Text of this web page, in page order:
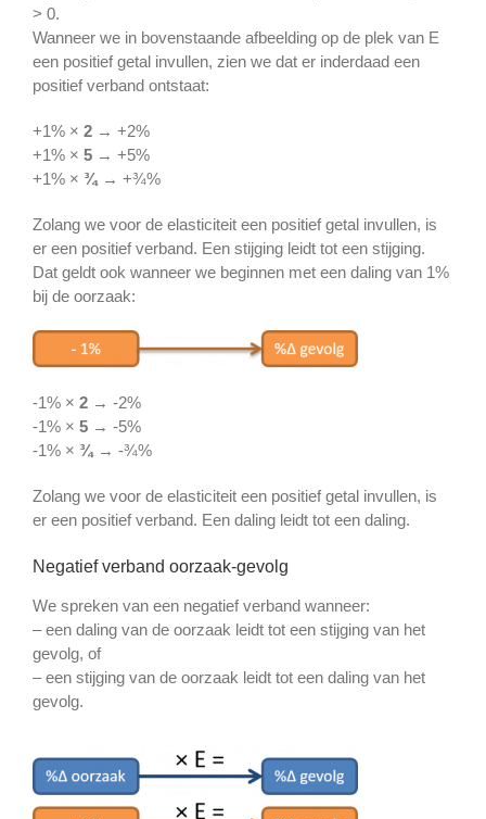
> 0.
Wanneer we in bovenstaande afbeelding op de plek van E
een positief getal invullen, zien we dat er inderdaad een
positief verband ontstaat:
+1% × 2 → +2%
+1% × 5 → +5%
+1% × ¾ → +¾%
Zolang we voor de elasticiteit een positief getal invullen, is
er een positief verband. Een stijging leidt tot een stijging.
Dat geldt ook wanneer we beginnen met een daling van 1%
bij de oorzaak:
-1% × 2 → -2%
-1% × 5 → -5%
-1% × ¾ → -¾%
Zolang we voor de elasticiteit een positief getal invullen, is
er een positief verband. Een daling leidt tot een daling.
Negatief verband oorzaak-gevolg
We spreken van een negatief verband wanneer:
– een daling van de oorzaak leidt tot een stijging van het
gevolg, of
– een stijging van de oorzaak leidt tot een daling van het
gevolg.